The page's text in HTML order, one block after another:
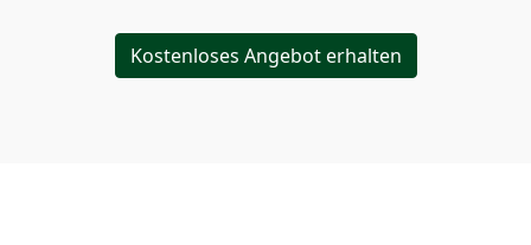
Kostenloses Angebot erhalten